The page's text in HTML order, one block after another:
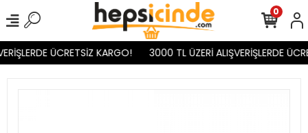
ÜCRETSİZ KARGO! 3000 TL ÜZERİ ALIŞVERİŞLERDE
0